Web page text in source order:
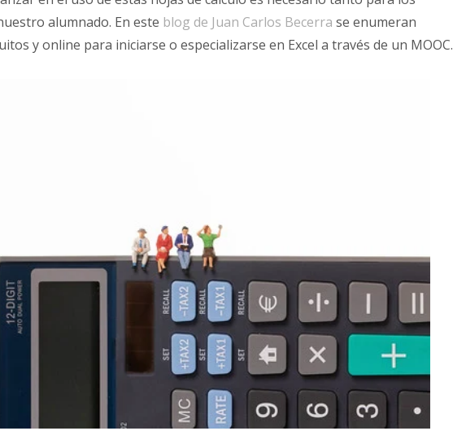
alumnado. En este blog de Juan Carlos Becerra se enumeran
y online para iniciarse o especializarse en Excel a través de un MOOC.